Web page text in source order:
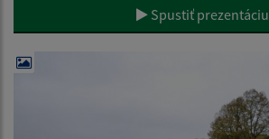
Spustiť prezentáciu